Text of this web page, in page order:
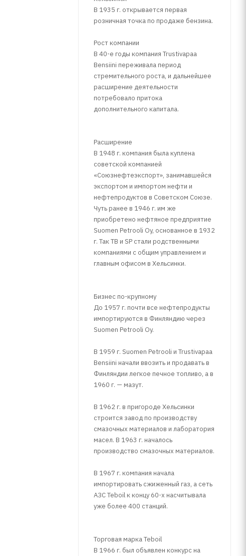
В 1935 г. открывается первая
розничная точка по продаже бензина.
Рост компании
В 40-е годы компания Trustivapaa
Bensiini переживала период
стремительного роста, и дальнейшее
расширение деятельности
потребовало притока
дополнительного капитала.
Расширение
В 1948 г. компания была куплена
советской компанией
«Союзнефтеэкспорт», занимавшейся
экспортом и импортом нефти и
нефтепродуктов в Советском Союзе.
Чуть ранее в 1946 г. им же
приобретено нефтяное предприятие
Suomen Petrooli Oy, основанное в 1932
г. Так TB и SP стали родственными
компаниями с общим управлением и
главным офисом в Хельсинки.
Бизнес по-крупному
До 1957 г. почти все нефтепродукты
импортируются в Финляндию через
Suomen Petrooli Oy.
В 1959 г. Suomen Petrooli и Trustivapaa
Bensiini начали ввозить и продавать в
Финляндии легкое печное топливо, а в
1960 г. — мазут.
В 1962 г. в пригороде Хельсинки
строится завод по производству
смазочных материалов и лаборатория
масел. В 1963 г. началось
производство смазочных материалов.
В 1967 г. компания начала
импортировать сжиженный газ, а сеть
АЗС Teboil к концу 60-х насчитывала
уже более 400 станций.
Торговая марка Teboil
В 1966 г. был объявлен конкурс на